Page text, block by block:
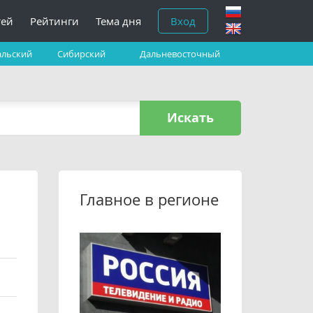
Рейтинги Тема дня Вход
Сибирский Дальневосточный
Искать
Главное в регионе